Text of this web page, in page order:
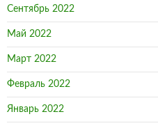
Сентябрь 2022
Май 2022
Март 2022
Февраль 2022
Январь 2022